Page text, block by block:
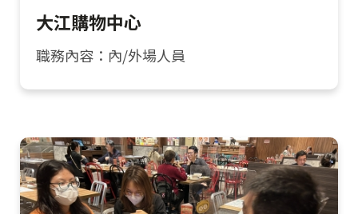
大江購物中心
職務內容：內/外場人員